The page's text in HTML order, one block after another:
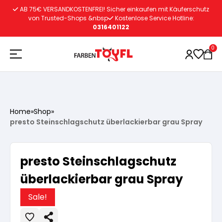
Wasserlösliche Grundierung
Lösemittelhältige Grundierung
Vorbereitung
Wasserlösliche Grundierung
Autoreparatur
Vorbereitung
Innenfarben
AB 75€ VERSANDKOSTENFREI! Sicher einkaufen mit Käuferschutz
von Trusted-Shops &nbsp
Kostenlose Service Hotline:
0316401122
0
Home»Shop»
presto Steinschlagschutz überlackierbar grau Spray
presto Steinschlagschutz
überlackierbar grau Spray
Sale!